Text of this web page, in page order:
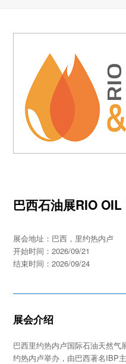
巴西石油展RIO
展会地址：巴西，里约热内卢
开始时间：2026/09/21
结束时间：2026/09/24
展会介绍
巴西里约热内卢国际石油天然
约热内卢举办，由巴西著名IBP